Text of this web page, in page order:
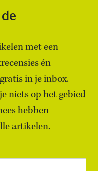
met een
én
in je inbox.
niets op het gebied
hebben
artikelen.